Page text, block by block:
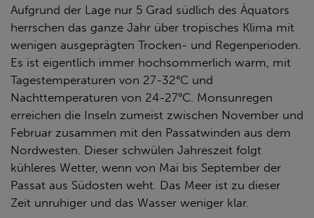
Aufgrund der Lage nur 5 Grad südlich des Äquators
herrschen das ganze Jahr über tropisches Klima mit
wenigen ausgeprägten Trocken- und Regenperioden.
Es ist eigentlich immer hochsommerlich warm, mit
Tagestemperaturen von 27-32°C und
Nachttemperaturen von 24-27°C. Monsunregen
erreichen die Inseln zumeist zwischen November und
Februar zusammen mit den Passatwinden aus dem
Nordwesten. Dieser schwülen Jahreszeit folgt
kühleres Wetter, wenn von Mai bis September der
Passat aus Südosten weht. Das Meer ist zu dieser
Zeit unruhiger und das Wasser weniger klar.